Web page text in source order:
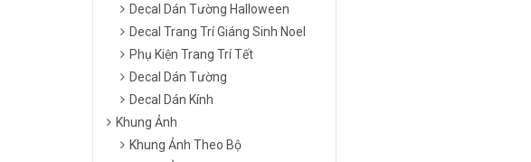
Decal Dán Tường Halloween
Decal Trang Trí Giáng Sinh Noel
Phụ Kiện Trang Trí Tết
Decal Dán Tường
Decal Dán Kính
Khung Ảnh
Khung Ảnh Theo Bộ